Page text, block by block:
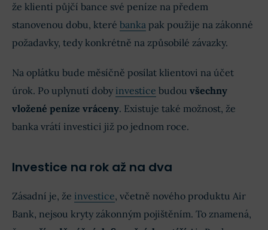
že klienti půjčí bance své peníze na předem
stanovenou dobu, které banka pak použije na zákonné
požadavky, tedy konkrétně na způsobilé závazky.
Na oplátku bude měsíčně posílat klientovi na účet
úrok. Po uplynutí doby investice budou všechny
vložené peníze vráceny. Existuje také možnost, že
banka vrátí investici již po jednom roce.
Investice na rok až na dva
Zásadní je, že investice, včetně nového produktu Air
Bank, nejsou kryty zákonným pojištěním. To znamená,